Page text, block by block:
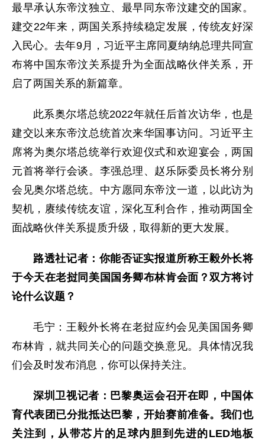
最早承认东帝汶独立、最早同东帝汶建交的国家。
建交22年来，两国关系持续稳定发展，传统友好深
入民心。去年9月，习近平主席同夏纳纳总理共同宣
布将中国东帝汶关系提升为全面战略伙伴关系，开
启了两国关系的新篇章。
此系奥尔塔总统2022年就任后首次访华，也是
建交以来东帝汶总统首次来华国事访问。习近平主
席将为奥尔塔总统举行欢迎仪式和欢迎宴会，两国
元首将举行会谈。李强总理、赵乐际委员长将分别
会见奥尔塔总统。中方愿同东帝汶一道，以此访为
契机，赓续传统友谊，深化互利合作，推动两国全
面战略伙伴关系提质升级，取得新的更大发展。
路透社记者：你能否证实报道所称王毅外长将
于今天在老挝同美国国务卿布林肯会面？双方将讨
论什么议题？
毛宁：王毅外长将在老挝应约会见美国国务卿
布林肯，就共同关心的问题交换意见。具体情况我
们会及时发布消息，你可以保持关注。
深圳卫视记者：巴黎奥运会召开在即，中国体
育代表团已分批抵达巴黎，开始赛前准备。我们也
关注到，从带芯片的足球内胆到先进的LED地板